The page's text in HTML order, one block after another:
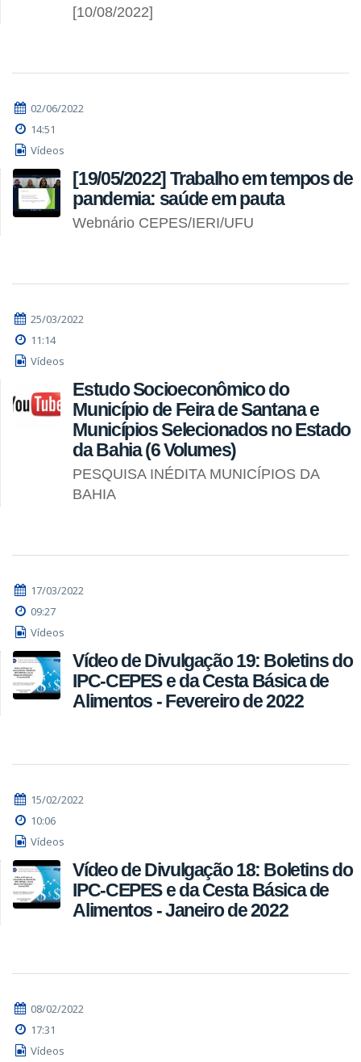
[10/08/2022]
02/06/2022
14:51
Vídeos
[19/05/2022] Trabalho em tempos de
pandemia: saúde em pauta
Webnário CEPES/IERI/UFU
25/03/2022
11:14
Vídeos
Estudo Socioeconômico do
Município de Feira de Santana e
Municípios Selecionados no Estado
da Bahia (6 Volumes)
PESQUISA INÉDITA MUNICÍPIOS DA
BAHIA
17/03/2022
09:27
Vídeos
Vídeo de Divulgação 19: Boletins do
IPC-CEPES e da Cesta Básica de
Alimentos - Fevereiro de 2022
15/02/2022
10:06
Vídeos
Vídeo de Divulgação 18: Boletins do
IPC-CEPES e da Cesta Básica de
Alimentos - Janeiro de 2022
08/02/2022
17:31
Vídeos